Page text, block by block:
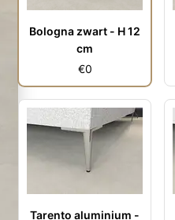
Bologna zwart - H 12
cm
€0
Tarento aluminium -